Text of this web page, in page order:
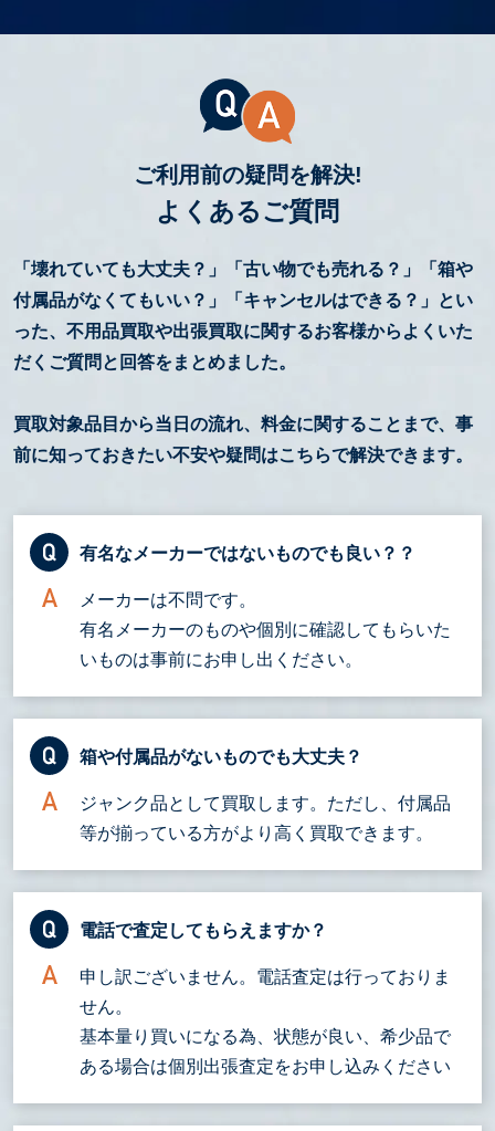
ご利用前の疑問を解決!
よくあるご質問
「壊れていても大丈夫？」「古い物でも売れる？」「箱や
付属品がなくてもいい？」「キャンセルはできる？」とい
った、不用品買取や出張買取に関するお客様からよくいた
だくご質問と回答をまとめました。
買取対象品目から当日の流れ、料金に関することまで、事
前に知っておきたい不安や疑問はこちらで解決できます。
有名なメーカーではないものでも良い？？
メーカーは不問です。
有名メーカーのものや個別に確認してもらいた
いものは事前にお申し出ください。
箱や付属品がないものでも大丈夫？
ジャンク品として買取します。ただし、付属品
等が揃っている方がより高く買取できます。
電話で査定してもらえますか？
申し訳ございません。電話査定は行っておりま
せん。
基本量り買いになる為、状態が良い、希少品で
ある場合は個別出張査定をお申し込みください